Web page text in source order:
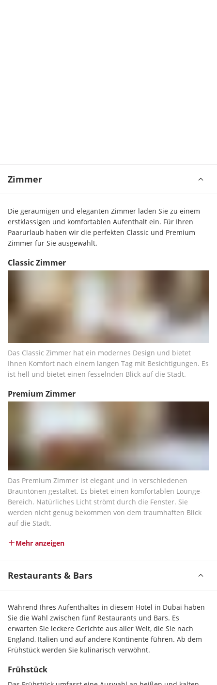
Zimmer
Die geräumigen und eleganten Zimmer laden Sie zu einem
erstklassigen und komfortablen Aufenthalt ein. Für Ihren
Paarurlaub haben wir die perfekten Classic und Premium
Zimmer für Sie ausgewählt.
Classic Zimmer
Das Classic Zimmer hat ein modernes Design und bietet
Ihnen Komfort nach einem langen Tag mit Besichtigungen. Es
ist hell und bietet einen fesselnden Blick auf die Stadt.
Premium Zimmer
Das Premium Zimmer ist elegant und in verschiedenen
Brauntönen gestaltet. Es bietet einen komfortablen Lounge-
Bereich. Natürliches Licht strömt durch die Fenster. Sie
werden nicht genug bekommen von dem traumhaften Blick
auf die Stadt.
Mehr anzeigen
Restaurants & Bars
Während Ihres Aufenthaltes in diesem Hotel in Dubai haben
Sie die Wahl zwischen fünf Restaurants und Bars. Es
erwarten Sie leckere Gerichte aus aller Welt, die Sie nach
England, Italien und auf andere Kontinente führen. Ab dem
Frühstück werden Sie kulinarisch verwöhnt.
Frühstück